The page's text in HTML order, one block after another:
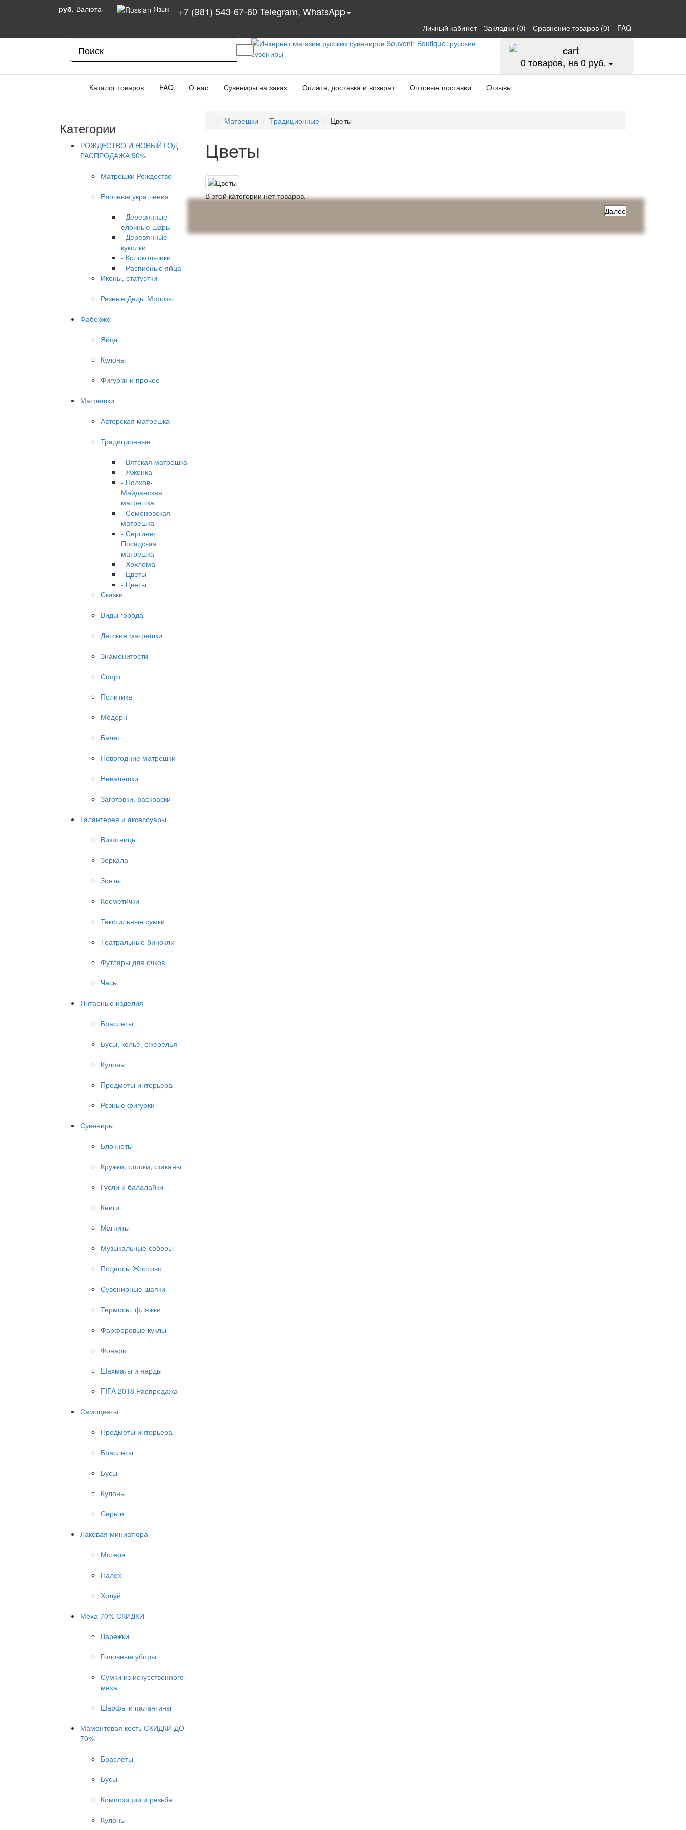
руб. Валюта Язык +7 (981) 543-67-60 Telegram, WhatsApp
Личный кабинет Закладки (0) Сравнение товаров (0) FAQ
0товаров, на 0 руб.
Каталог товаров FAQ О нас Сувениры на заказ Оплата, доставка и возврат Оптовые поставки Отзывы
Категории
РОЖДЕСТВО И НОВЫЙ ГОД
РАСПРОДАЖА 50%
Матрешки Рождество
Елочные украшения
- Деревянные
елочные шары
- Деревянные
куколки
- Колокольчики
- Расписные яйца
Иконы, статуэтки
Резные Деды Морозы
Фаберже
Яйца
Кулоны
Фигурки и прочее
Матрешки
Авторская матрешка
Традиционные
- Вятская матрешка
- Жженка
- Полхов-
Майданская
матрешка
- Семеновская
матрешка
- Сергиев-
Посадская
матрешка
- Хохлома
- Цветы
- Цветы
Сказки
Виды города
Детские матрешки
Знаменитости
Спорт
Политика
Модерн
Балет
Новогодние матрешки
Неваляшки
Заготовки, раскраски
Галантерея и аксессуары
Визитницы
Зеркала
Зонты
Косметички
Текстильные сумки
Театральные бинокли
Футляры для очков
Часы
Янтарные изделия
Браслеты
Бусы, колье, ожерелья
Кулоны
Предметы интерьера
Резные фигурки
Сувениры
Блокноты
Кружки, стопки, стаканы
Гусли и балалайки
Книги
Магниты
Музыкальные соборы
Подносы Жостово
Сувенирные шапки
Термосы, фляжки
Фарфоровые куклы
Фонари
Шахматы и нарды
FIFA 2018 Распродажа
Самоцветы
Предметы интерьера
Браслеты
Бусы
Кулоны
Серьги
Лаковая миниатюра
Мстера
Палех
Холуй
Меха 70% СКИДКИ
Варежки
Головные уборы
Сумки из искусственного
меха
Шарфы и палантины
Мамонтовая кость СКИДКИ ДО
70%
Браслеты
Бусы
Композиции и резьба
Кулоны
Матрешки Традиционные Цветы
Цветы
В этой категории нет товаров.
Далее